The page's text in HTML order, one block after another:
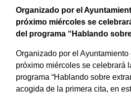
Organizado por el
próximo miércoles se
del programa “Hablando
Organizado por el Ayuntamiento
próximo miércoles se celebrará
programa “Hablando sobre
acogida de la primera cita, en